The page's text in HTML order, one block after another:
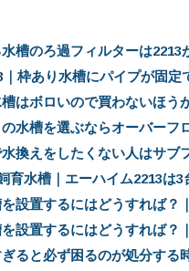
槽のろ過フィルターは2213
枠あり水槽にパイプが固定
はボロいので買わないほう
水槽を選ぶならオーバーフ
換えをしたくない人はサブ
育水槽｜エーハイム2213は3
設置するにはどうすれば？
設置するにはどうすれば？
ると必ず困るのが処分する